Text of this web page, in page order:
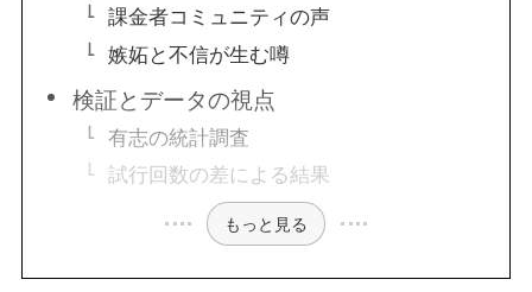
課金者コミュニティの声
嫉妬と不信が生む噂
検証とデータの視点
有志の統計調査
試行回数の差による結果
もっと見る